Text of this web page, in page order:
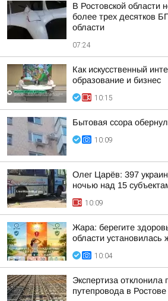
В Ростовской области
более трех десятков
области
07:24
Как искусственный
образование и бизнес
10:15
Бытовая ссора
10:09
Олег Царёв: 397
ночью над 15
10:09
Жара: берегите
области установилась
10:04
Экспертиза отклонила
путепровода в Ростове